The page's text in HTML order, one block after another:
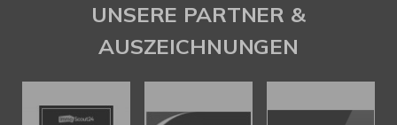
UNSERE PARTNER &
AUSZEICHNUNGEN